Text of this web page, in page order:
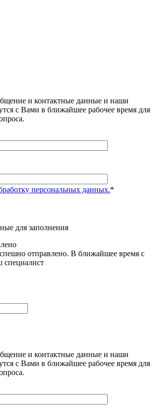
и контактные данные и наши
с Вами в ближайшее рабочее время для
персональных данных.*
для заполнения
отправлено. В ближайшее время с
специалист
и контактные данные и наши
с Вами в ближайшее рабочее время для